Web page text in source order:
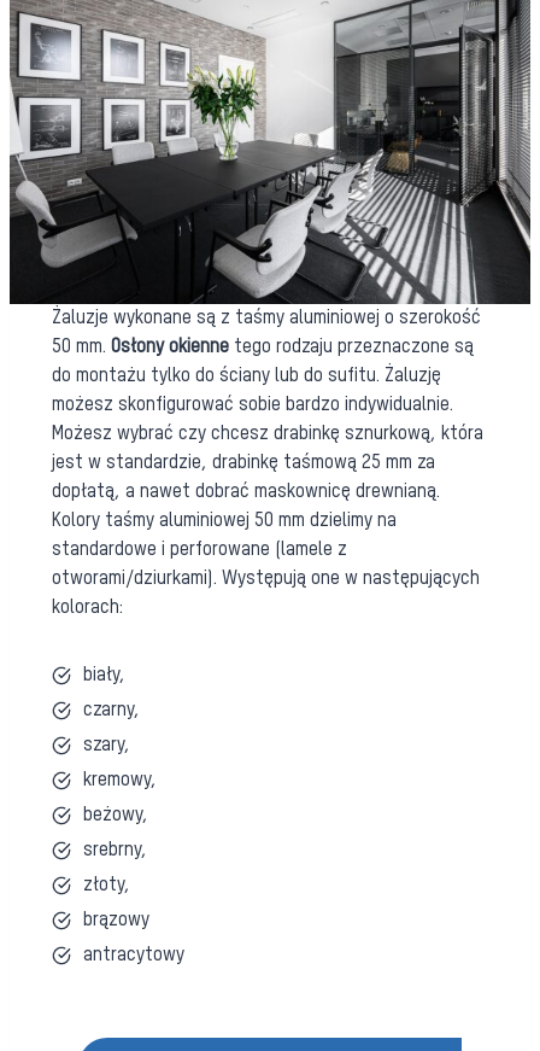
Żaluzje wykonane są z taśmy aluminiowej o szerokość
50 mm. Osłony okiennetego rodzaju przeznaczone są
do montażu tylko do ściany lub do sufitu. Żaluzję
możesz skonfigurować sobie bardzo indywidualnie.
Możesz wybrać czy chcesz drabinkę sznurkową, która
jest w standardzie, drabinkę taśmową 25 mm za
dopłatą, a nawet dobrać maskownicę drewnianą.
Kolory taśmy aluminiowej 50 mm dzielimy na
standardowe i perforowane (lamele z
otworami/dziurkami). Występują one w następujących
kolorach:
biały,
czarny,
szary,
kremowy,
beżowy,
srebrny,
złoty,
brązowy
antracytowy